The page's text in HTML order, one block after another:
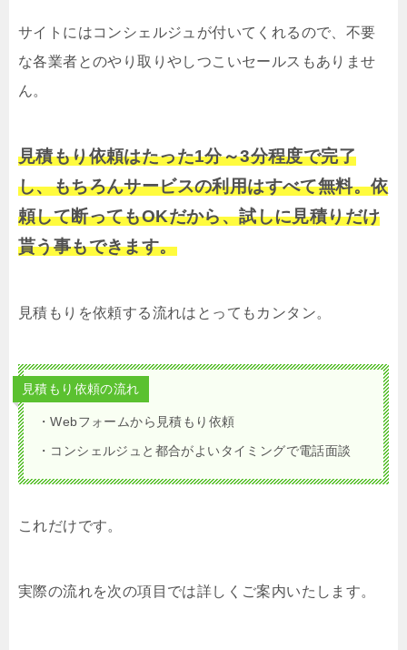
サイトにはコンシェルジュが付いてくれるので、不要
な各業者とのやり取りやしつこいセールスもありませ
ん。
見積もり依頼はたった1分～3分程度で完了
し、もちろんサービスの利用はすべて無料。依
頼して断ってもOKだから、試しに見積りだけ
貰う事もできます。
見積もりを依頼する流れはとってもカンタン。
見積もり依頼の流れ
・Webフォームから見積もり依頼
・コンシェルジュと都合がよいタイミングで電話面談
これだけです。
実際の流れを次の項目では詳しくご案内いたします。